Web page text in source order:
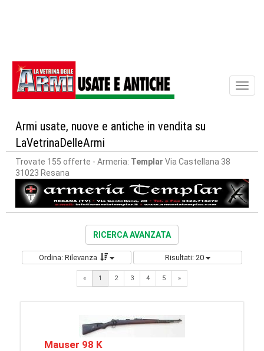
Armi usate, nuove e antiche in vendita su
LaVetrinaDelleArmi
Trovate 155 offerte - Armeria: Templar Via Castellana 38
31023 Resana
RICERCA AVANZATA
Ordina: Rilevanza Risultati: 20
« 1 2 3 4 5 »Next
Mauser 98 K